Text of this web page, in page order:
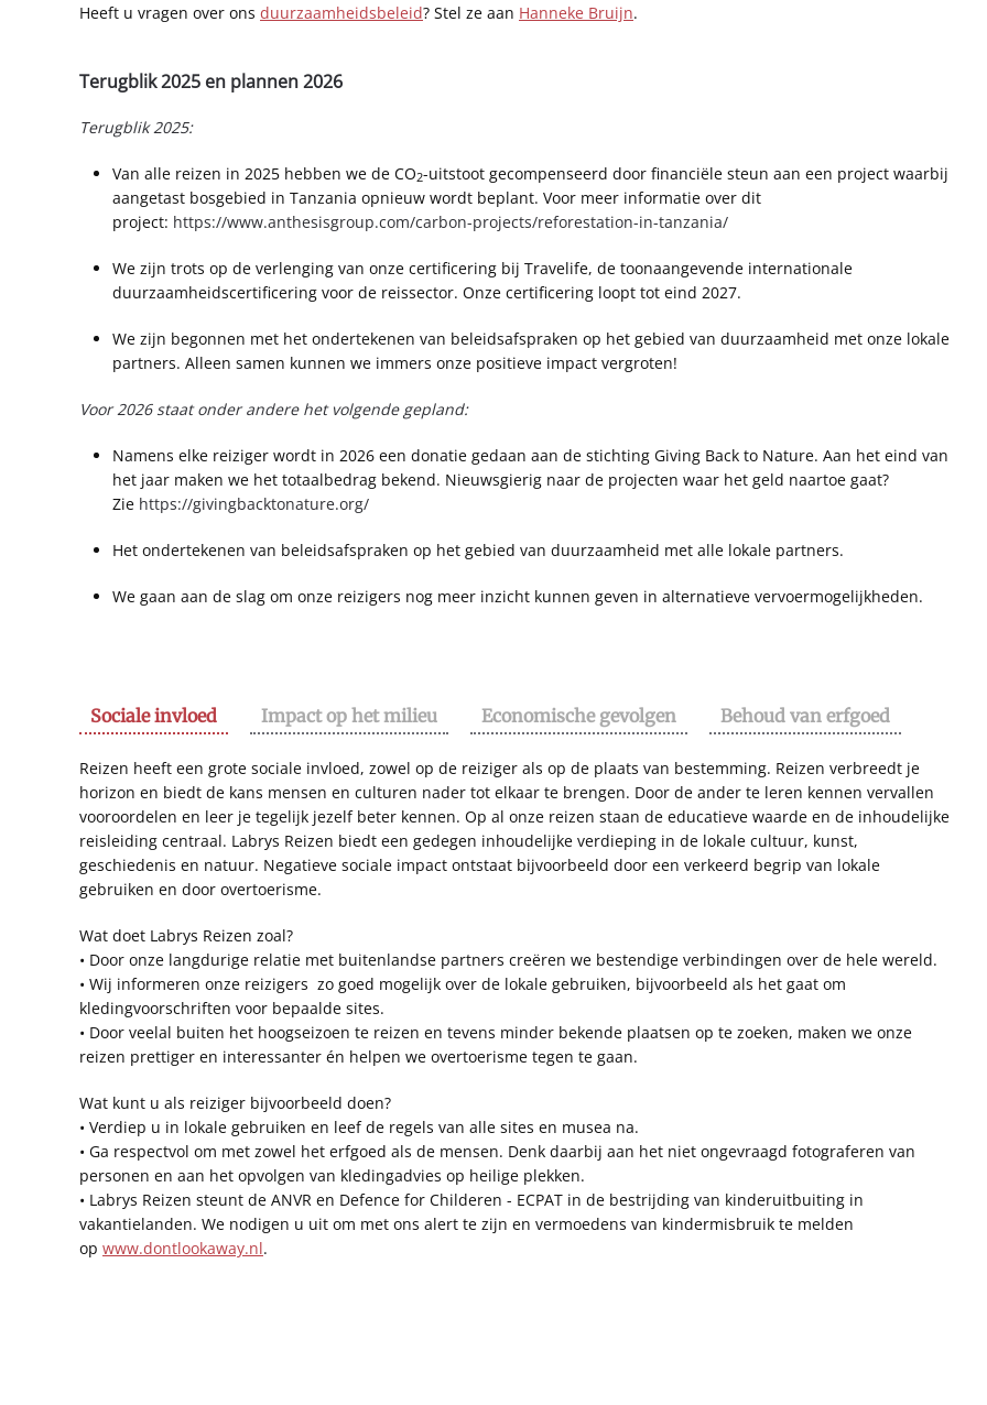
Heeft u vragen over ons duurzaamheidsbeleid? Stel ze aan Hanneke Bruijn.
Terugblik 2025 en plannen 2026
Terugblik 2025:
Van alle reizen in 2025 hebben we de CO2-uitstoot gecompenseerd door financiële steun aan een project waarbij
aangetast bosgebied in Tanzania opnieuw wordt beplant. Voor meer informatie over dit
project: https://www.anthesisgroup.com/carbon-projects/reforestation-in-tanzania/
We zijn trots op de verlenging van onze certificering bij Travelife, de toonaangevende internationale
duurzaamheidscertificering voor de reissector. Onze certificering loopt tot eind 2027.
We zijn begonnen met het ondertekenen van beleidsafspraken op het gebied van duurzaamheid met onze lokale
partners. Alleen samen kunnen we immers onze positieve impact vergroten!
Voor 2026 staat onder andere het volgende gepland:
Namens elke reiziger wordt in 2026 een donatie gedaan aan de stichting Giving Back to Nature. Aan het eind van
het jaar maken we het totaalbedrag bekend. Nieuwsgierig naar de projecten waar het geld naartoe gaat?
Zie https://givingbacktonature.org/
Het ondertekenen van beleidsafspraken op het gebied van duurzaamheid met alle lokale partners.
We gaan aan de slag om onze reizigers nog meer inzicht kunnen geven in alternatieve vervoermogelijkheden.
Sociale invloed Impact op het milieu Economische gevolgen Behoud van erfgoed
Reizen heeft een grote sociale invloed, zowel op de reiziger als op de plaats van bestemming. Reizen verbreedt je
horizon en biedt de kans mensen en culturen nader tot elkaar te brengen. Door de ander te leren kennen vervallen
vooroordelen en leer je tegelijk jezelf beter kennen. Op al onze reizen staan de educatieve waarde en de inhoudelijke
reisleiding centraal. Labrys Reizen biedt een gedegen inhoudelijke verdieping in de lokale cultuur, kunst,
geschiedenis en natuur. Negatieve sociale impact ontstaat bijvoorbeeld door een verkeerd begrip van lokale
gebruiken en door overtoerisme.
Wat doet Labrys Reizen zoal?
• Door onze langdurige relatie met buitenlandse partners creëren we bestendige verbindingen over de hele wereld.
• Wij informeren onze reizigers zo goed mogelijk over de lokale gebruiken, bijvoorbeeld als het gaat om
kledingvoorschriften voor bepaalde sites.
• Door veelal buiten het hoogseizoen te reizen en tevens minder bekende plaatsen op te zoeken, maken we onze
reizen prettiger en interessanter én helpen we overtoerisme tegen te gaan.
Wat kunt u als reiziger bijvoorbeeld doen?
• Verdiep u in lokale gebruiken en leef de regels van alle sites en musea na.
• Ga respectvol om met zowel het erfgoed als de mensen. Denk daarbij aan het niet ongevraagd fotograferen van
personen en aan het opvolgen van kledingadvies op heilige plekken.
• Labrys Reizen steunt de ANVR en Defence for Childeren - ECPAT in de bestrijding van kinderuitbuiting in
vakantielanden. We nodigen u uit om met ons alert te zijn en vermoedens van kindermisbruik te melden
op www.dontlookaway.nl.